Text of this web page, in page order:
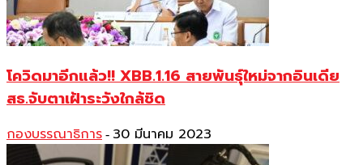
โควิดมาอีกแล้ว!! XBB.1.16 สายพันธุ์ใหม่จากอินเดีย
สธ.จับตาเฝ้าระวังใกล้ชิด
กองบรรณาธิการ - 30 มีนาคม 2023